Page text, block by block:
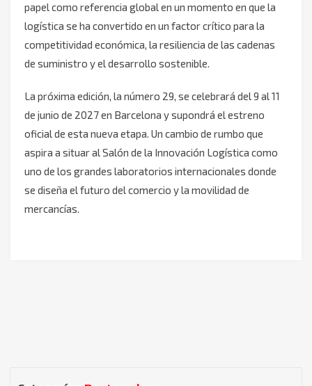
papel como referencia global en un momento en que la
logística se ha convertido en un factor crítico para la
competitividad económica, la resiliencia de las cadenas
de suministro y el desarrollo sostenible.
La próxima edición, la número 29, se celebrará del 9 al 11
de junio de 2027 en Barcelona y supondrá el estreno
oficial de esta nueva etapa. Un cambio de rumbo que
aspira a situar al Salón de la Innovación Logística como
uno de los grandes laboratorios internacionales donde
se diseña el futuro del comercio y la movilidad de
mercancías.